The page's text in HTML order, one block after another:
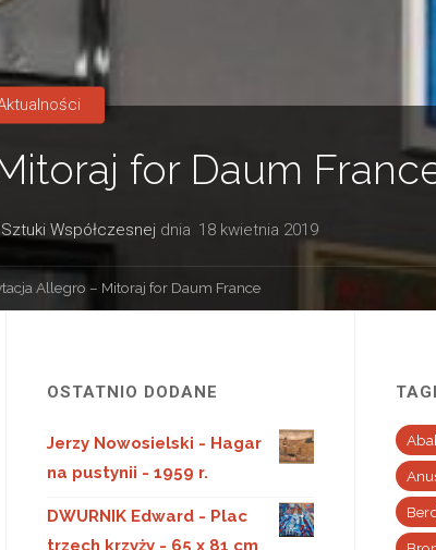
for Daum
Współczesnej dnia 18 kwietnia 2019
Allegro – Mitoraj for Daum France
OSTATNIO DODANE
Jerzy Nowosielski - Hagar
na pustynii - 1959 r.
DWURNIK Edward - Plac
trzech krzyży - 65 x 81 cm